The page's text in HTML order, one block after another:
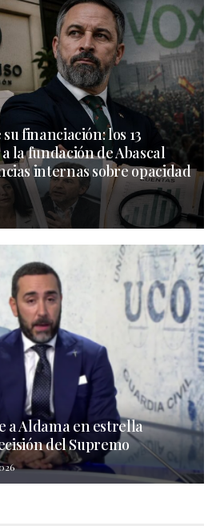
financiación: los 13
la fundación de Abascal
internas sobre opacidad
a Aldama en estrella
del Supremo